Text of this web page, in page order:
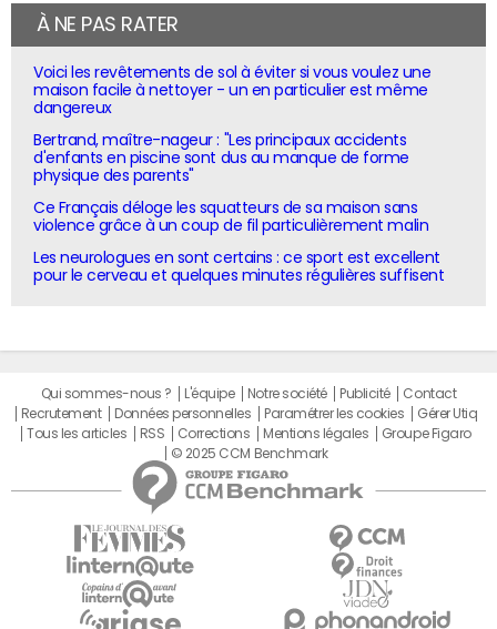
À NE PAS RATER
Voici les revêtements de sol à éviter si vous voulez une
maison facile à nettoyer - un en particulier est même
dangereux
Bertrand, maître-nageur : "Les principaux accidents
d'enfants en piscine sont dus au manque de forme
physique des parents"
Ce Français déloge les squatteurs de sa maison sans
violence grâce à un coup de fil particulièrement malin
Les neurologues en sont certains : ce sport est excellent
pour le cerveau et quelques minutes régulières suffisent
Qui sommes-nous ? L'équipe Notre société Publicité
Contact
Recrutement
Données personnelles Paramétrer les cookies
Gérer Utiq
Tous les articles
RSS Corrections Mentions légales
Groupe Figaro
© 2025 CCM Benchmark